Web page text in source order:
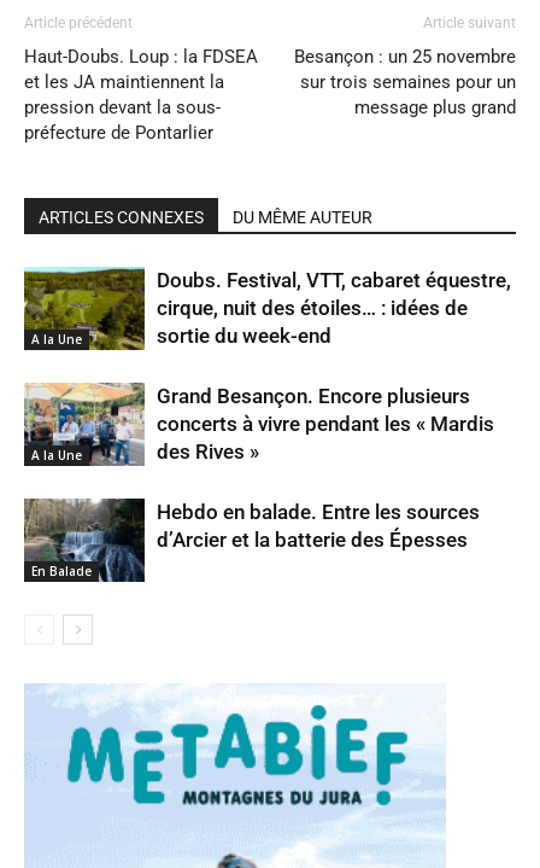
Article précédent
Haut-Doubs. Loup : la FDSEA
et les JA maintiennent la
pression devant la sous-
préfecture de Pontarlier
Article suivant
Besançon : un 25 novembre
sur trois semaines pour un
message plus grand
ARTICLES CONNEXES DU MÊME AUTEUR
A la Une
Doubs. Festival, VTT, cabaret équestre,
cirque, nuit des étoiles… : idées de
sortie du week-end
A la Une
Grand Besançon. Encore plusieurs
concerts à vivre pendant les « Mardis
des Rives »
En Balade
Hebdo en balade. Entre les sources
d’Arcier et la batterie des Épesses